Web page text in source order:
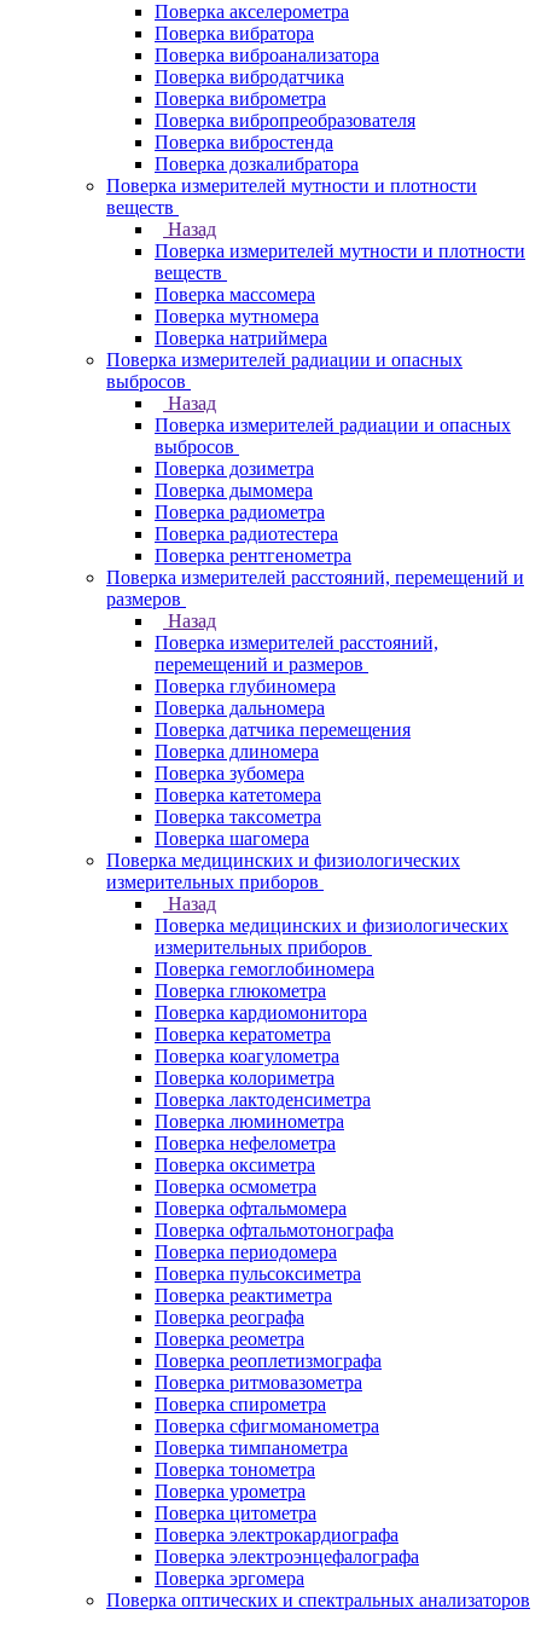
Поверка акселерометра
Поверка вибратора
Поверка виброанализатора
Поверка вибродатчика
Поверка виброметра
Поверка вибропреобразователя
Поверка вибростенда
Поверка дозкалибратора
Поверка измерителей мутности и плотности
веществ
Назад
Поверка измерителей мутности и плотности
веществ
Поверка массомера
Поверка мутномера
Поверка натриймера
Поверка измерителей радиации и опасных
выбросов
Назад
Поверка измерителей радиации и опасных
выбросов
Поверка дозиметра
Поверка дымомера
Поверка радиометра
Поверка радиотестера
Поверка рентгенометра
Поверка измерителей расстояний, перемещений и
размеров
Назад
Поверка измерителей расстояний,
перемещений и размеров
Поверка глубиномера
Поверка дальномера
Поверка датчика перемещения
Поверка длиномера
Поверка зубомера
Поверка катетомера
Поверка таксометра
Поверка шагомера
Поверка медицинских и физиологических
измерительных приборов
Назад
Поверка медицинских и физиологических
измерительных приборов
Поверка гемоглобиномера
Поверка глюкометра
Поверка кардиомонитора
Поверка кератометра
Поверка коагулометра
Поверка колориметра
Поверка лактоденсиметра
Поверка люминометра
Поверка нефелометра
Поверка оксиметра
Поверка осмометра
Поверка офтальмомера
Поверка офтальмотонографа
Поверка периодомера
Поверка пульсоксиметра
Поверка реактиметра
Поверка реографа
Поверка реометра
Поверка реоплетизмографа
Поверка ритмовазометра
Поверка спирометра
Поверка сфигмоманометра
Поверка тимпанометра
Поверка тонометра
Поверка урометра
Поверка цитометра
Поверка электрокардиографа
Поверка электроэнцефалографа
Поверка эргомера
Поверка оптических и спектральных анализаторов